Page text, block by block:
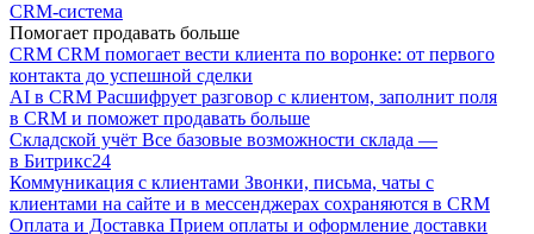
CRM-система
Помогает продавать больше
CRM CRM помогает вести клиента по воронке: от первого
контакта до успешной сделки
AI в CRM Расшифрует разговор с клиентом, заполнит поля
в CRM и поможет продавать больше
Складской учёт Все базовые возможности склада —
в Битрикс24
Коммуникация с клиентами Звонки, письма, чаты с
клиентами на сайте и в мессенджерах сохраняются в CRM
Оплата и Доставка Прием оплаты и оформление доставки